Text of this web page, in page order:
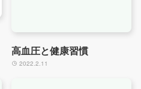
高血圧と健康習慣
2022.2.11